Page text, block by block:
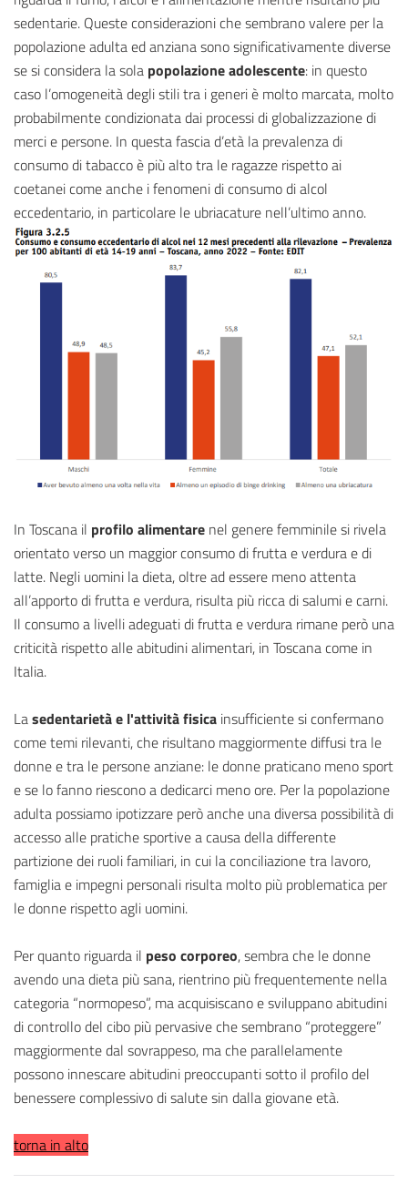
sedentarie. Queste considerazioni che sembrano valere per la
popolazione adulta ed anziana sono significativamente diverse
se si considera la sola popolazione adolescente: in questo
caso l’omogeneità degli stili tra i generi è molto marcata, molto
probabilmente condizionata dai processi di globalizzazione di
merci e persone. In questa fascia d’età la prevalenza di
consumo di tabacco è più alto tra le ragazze rispetto ai
coetanei come anche i fenomeni di consumo di alcol
eccedentario, in particolare le ubriacature nell’ultimo anno.
In Toscana il profilo alimentare nel genere femminile si rivela
orientato verso un maggior consumo di frutta e verdura e di
latte. Negli uomini la dieta, oltre ad essere meno attenta
all’apporto di frutta e verdura, risulta più ricca di salumi e carni.
Il consumo a livelli adeguati di frutta e verdura rimane però una
criticità rispetto alle abitudini alimentari, in Toscana come in
Italia.
Lasedentarietà e l'attività fisica insufficiente si confermano
come temi rilevanti, che risultano maggiormente diffusi tra le
donne e tra le persone anziane: le donne praticano meno sport
e se lo fanno riescono a dedicarci meno ore. Per la popolazione
adulta possiamo ipotizzare però anche una diversa possibilità di
accesso alle pratiche sportive a causa della differente
partizione dei ruoli familiari, in cui la conciliazione tra lavoro,
famiglia e impegni personali risulta molto più problematica per
le donne rispetto agli uomini.
Per quanto riguarda il peso corporeo, sembra che le donne
avendo una dieta più sana, rientrino più frequentemente nella
categoria “normopeso”, ma acquisiscano e sviluppano abitudini
di controllo del cibo più pervasive che sembrano “proteggere”
maggiormente dal sovrappeso, ma che parallelamente
possono innescare abitudini preoccupanti sotto il profilo del
benessere complessivo di salute sin dalla giovane età.
torna in alto